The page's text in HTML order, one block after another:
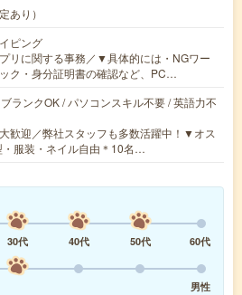
あり）
ピング
リに関する事務／▼具体的には・NGワー
ク・身分証明書の確認など、PC…
ランクOK / パソコンスキル不要 / 英語力不
歓迎／弊社スタッフも多数活躍中！▼オス
・服装・ネイル自由＊10名…
30代 40代 50代
60代
男性